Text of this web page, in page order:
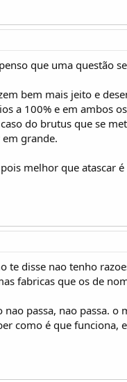
que uma questão
bem mais jeito e
a 100% e em ambos
do brutus que se
grande.
melhor que atascar é
te disse nao tenho
fabricas que os de
passa, nao passa. o
como é que funciona,